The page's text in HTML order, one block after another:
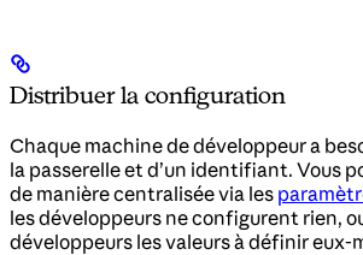
Distribuer la configuration
Chaque machine de développeur a
la passerelle et d’un identifiant. Vous
de manière centralisée via les
les développeurs ne configurent rien,
développeurs les valeurs à définir eux-